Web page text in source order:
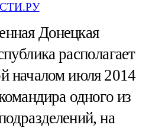
Донецкая
располагает
началом июля 2014
одного из
на